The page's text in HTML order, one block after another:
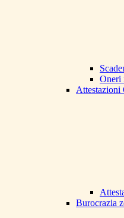
Oneri
Attestazioni
Burocrazia